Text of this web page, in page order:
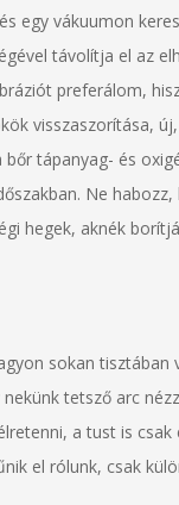
egy vákuumon
távolítja el az
preferálom,
visszaszorítása,
tápanyag- és
Ne
hegek, aknék
sokan tisztában
tetsző arc
a tust is csak
el rólunk, csak